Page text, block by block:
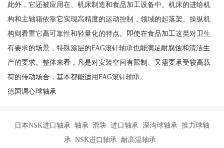
此外，它还被应用在、机床制造和食品加工设备中。机床的进给机
构和主轴箱依靠它实现高精度的运动控制，领域的起落架、操纵机
构则看重它高可靠性和轻量化的特点。即使在食品加工这类对卫生
有要求的场景，特殊涂层的FAG滚针轴承也能满足耐腐蚀和清洁生
产的要求。整体来看，凡是对安装空间有限制、又需要承受较高载
荷的传动场合，基本都能适用FAG滚针轴承。
德国调心球轴承
日本NSK进口轴承 轴承 滑块 进口轴承 深沟球轴承 推力球轴
承 NSK进口轴承 耐高温轴承